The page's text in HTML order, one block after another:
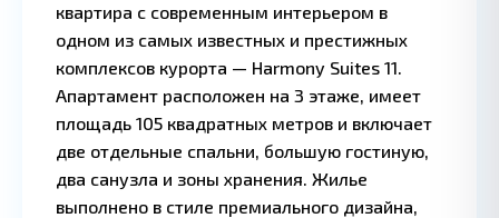
квартира с современным интерьером в
одном из самых известных и престижных
комплексов курорта — Harmony Suites 11.
Апартамент расположен на 3 этаже, имеет
площадь 105 квадратных метров и включает
две отдельные спальни, большую гостиную,
два санузла и зоны хранения. Жилье
выполнено в стиле премиального дизайна,